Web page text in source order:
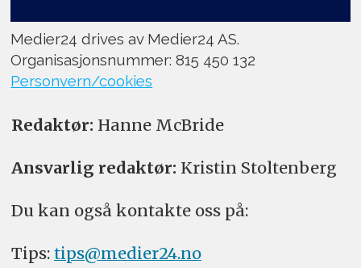
Medier24 drives av Medier24 AS.
Organisasjonsnummer: 815 450 132
Personvern/cookies
Redaktør: Hanne McBride
Ansvarlig redaktør: Kristin Stoltenberg
Du kan også kontakte oss på:
Tips: tips@medier24.no